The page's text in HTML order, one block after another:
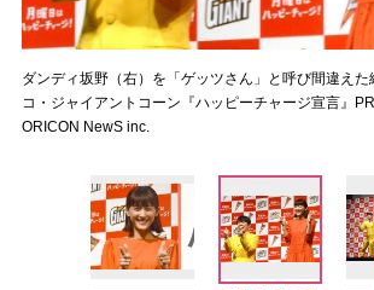
ダンディ坂野（右）を「ゲッツさん」と呼び間違えた
コ・ジャイアントコーン『ハッピーチャージ宣言』PR
ORICON NewS inc.